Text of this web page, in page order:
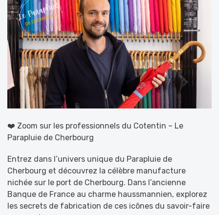
❤️ Zoom sur les professionnels du Cotentin – Le
Parapluie de Cherbourg
Entrez dans l’univers unique du Parapluie de
Cherbourg et découvrez la célèbre manufacture
nichée sur le port de Cherbourg. Dans l’ancienne
Banque de France au charme haussmannien, explorez
les secrets de fabrication de ces icônes du savoir-faire